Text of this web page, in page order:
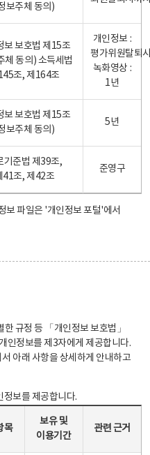
보주체 동의)
보 보호법 제15조
체 동의) 소득세법
조, 제164조
개인정보 :
평가위원탈퇴
녹화영상 :
1년
보 보호법 제15조
보주체 동의)
5년
기준법 제39조,
41조, 제42조
준영구
보 파일은 '개인정보 포털'에서
규정 등 「개인정보 보호법」
인정보를 제3자에게 제공합니다.
아래 사항을 상세하게 안내하고
정보를 제공합니다.
목
보유 및
이용기간
관련 근거